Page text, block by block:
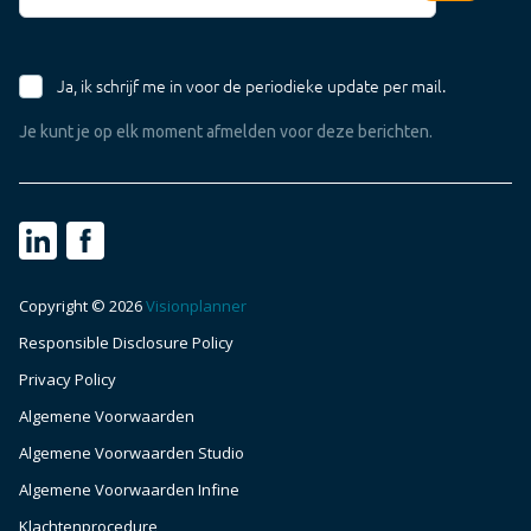
Login NL
Ja, ik schrijf me in voor de periodieke update per mail.
Je kunt je op elk moment afmelden voor deze berichten.
Copyright © 2026Visionplanner
Responsible Disclosure Policy
Privacy Policy
Algemene Voorwaarden
Algemene Voorwaarden Studio
Algemene Voorwaarden Infine
Klachtenprocedure